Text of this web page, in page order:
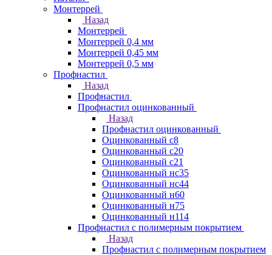
Монтеррей
Назад
Монтеррей
Монтеррей 0,4 мм
Монтеррей 0,45 мм
Монтеррей 0,5 мм
Профнастил
Назад
Профнастил
Профнастил оцинкованный
Назад
Профнастил оцинкованный
Оцинкованный с8
Оцинкованный с20
Оцинкованный с21
Оцинкованный нс35
Оцинкованный нс44
Оцинкованный н60
Оцинкованный н75
Оцинкованный н114
Профнастил с полимерным покрытием
Назад
Профнастил с полимерным покрытием